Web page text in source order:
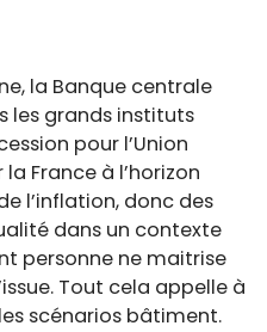
la Banque centrale
les grands instituts
pour l’Union
France à l’horizon
l’inflation, donc des
dans un contexte
personne ne maitrise
Tout cela appelle à
scénarios bâtiment.